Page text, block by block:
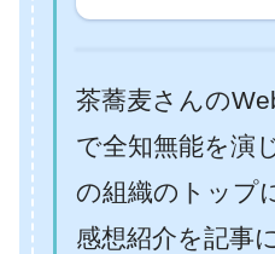
茶蕎麦さんの
で全知無能を演
の組織のトップ
感想紹介を記事